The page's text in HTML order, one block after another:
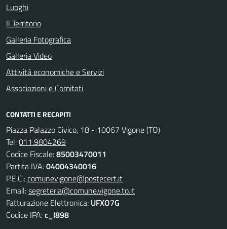
Luoghi
Il Territorio
Galleria Fotografica
Galleria Video
Attività economiche e Servizi
Associazioni e Comitati
CONTATTI E RECAPITI
Piazza Palazzo Civico, 18 - 10067 Vigone (TO)
Tel:011.9804269
Codice Fiscale:85003470011
Partita IVA:04004340016
P.E.C.:comunevigone@postecert.it
Email:segreteria@comune.vigone.to.it
Fatturazione Elettronica: UFXO7G
Codice IPA:c_l898